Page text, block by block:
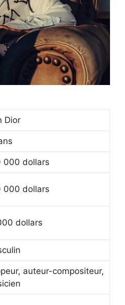
Dior
000 dollars
000 dollars
dollars
auteur-compositeur,